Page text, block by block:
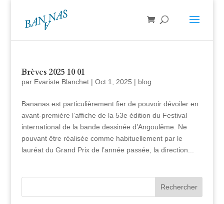
Brèves 2025 10 01
par Evariste Blanchet| Oct 1, 2025 | blog
Bananas est particulièrement fier de pouvoir dévoiler en
avant-première l’affiche de la 53e édition du Festival
international de la bande dessinée d’Angoulême. Ne
pouvant être réalisée comme habituellement par le
lauréat du Grand Prix de l’année passée, la direction...